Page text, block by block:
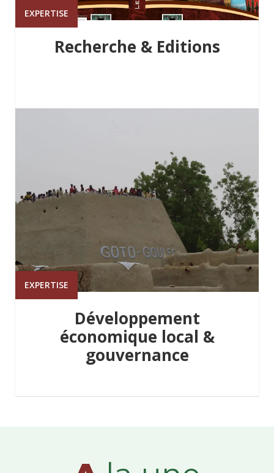
EXPERTISE
Recherche & Editions
EXPERTISE
Développement
économique local &
gouvernance